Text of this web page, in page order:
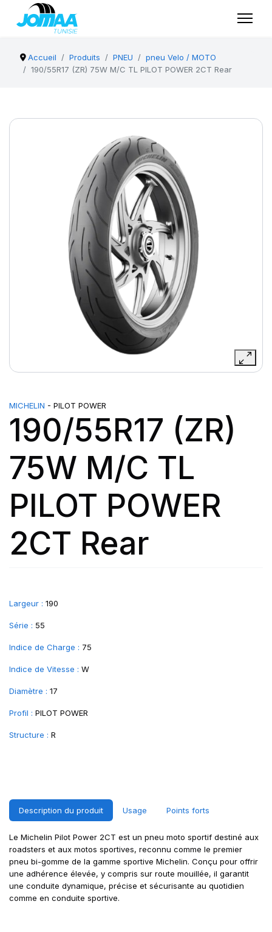
Accueil Produits PNEU
pneu Velo / MOTO
190/55R17 (ZR) 75W M/C TL PILOT POWER 2CT Rear
MICHELIN - PILOT POWER
190/55R17 (ZR)
75W M/C TL
PILOT POWER
2CT Rear
Largeur : 190
Série : 55
Indice de Charge : 75
Indice de Vitesse : W
Diamètre : 17
Profil : PILOT POWER
Structure : R
Description du produit Usage Points forts
Le Michelin Pilot Power 2CT est un pneu moto sportif destiné aux
roadsters et aux motos sportives, reconnu comme le premier
pneu bi-gomme de la gamme sportive Michelin. Conçu pour offrir
une adhérence élevée, y compris sur route mouillée, il garantit
une conduite dynamique, précise et sécurisante au quotidien
comme en conduite sportive.